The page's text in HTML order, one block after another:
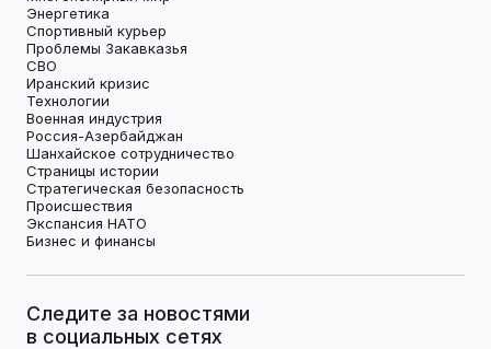
Энергетика
Спортивный курьер
Проблемы Закавказья
СВО
Иранский кризис
Технологии
Военная индустрия
Россия-Азербайджан
Шанхайское сотрудничество
Страницы истории
Стратегическая безопасность
Происшествия
Экспансия НАТО
Бизнес и финансы
Следите за новостями
в социальных сетях